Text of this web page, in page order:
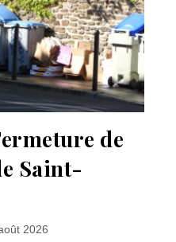
de
Saint-
2026